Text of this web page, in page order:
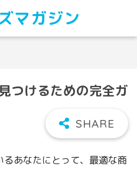
マガジン
つけるための完全ガ
あなたにとって、最適な商